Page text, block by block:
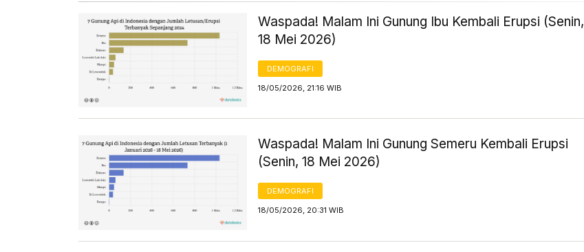
Waspada! Malam Ini Gunung Ibu Kembali Erupsi (Senin,
18 Mei 2026)
DEMOGRAFI
18/05/2026, 21:16 WIB
Waspada! Malam Ini Gunung Semeru Kembali Erupsi
(Senin, 18 Mei 2026)
DEMOGRAFI
18/05/2026, 20:31 WIB